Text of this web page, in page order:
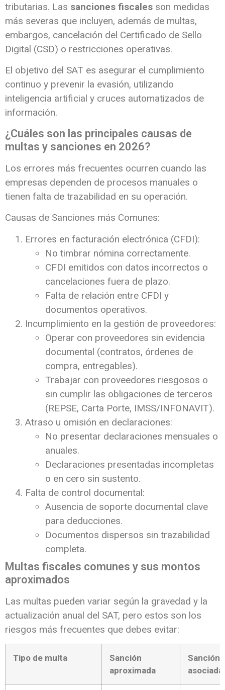
tributarias. Las sanciones fiscales son medidas
más severas que incluyen, además de multas,
embargos, cancelación del Certificado de Sello
Digital (CSD) o restricciones operativas.
El objetivo del SAT es asegurar el cumplimiento
continuo y prevenir la evasión, utilizando
inteligencia artificial y cruces automatizados de
información.
¿Cuáles son las principales causas de
multas y sanciones en 2026?
Los errores más frecuentes ocurren cuando las
empresas dependen de procesos manuales o
tienen falta de trazabilidad en su operación.
Causas de Sanciones más Comunes:
Errores en facturación electrónica (CFDI):
No timbrar nómina correctamente.
CFDI emitidos con datos incorrectos o
cancelaciones fuera de plazo.
Falta de relación entre CFDI y
documentos operativos.
Incumplimiento en la gestión de proveedores:
Operar con proveedores sin evidencia
documental (contratos, órdenes de
compra, entregables).
Trabajar con proveedores riesgosos o
sin cumplir las obligaciones de terceros
(REPSE, Carta Porte, IMSS/INFONAVIT).
Atraso u omisión en declaraciones:
No presentar declaraciones mensuales o
anuales.
Declaraciones presentadas incompletas
o en cero sin sustento.
Falta de control documental:
Ausencia de soporte documental clave
para deducciones.
Documentos dispersos sin trazabilidad
completa.
Multas fiscales comunes y sus montos
aproximados
Las multas pueden variar según la gravedad y la
actualización anual del SAT, pero estos son los
riesgos más frecuentes que debes evitar:
Tipo de multa
Sanción
aproximada
Sanción
asociada